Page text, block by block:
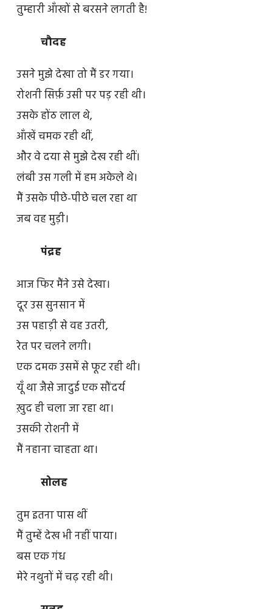
तुम्हारी आँखों से बरसने लगती है!
चौदह
उसने मुझे देखा तो मैं डर गया।
रोशनी सिर्फ़ उसी पर पड़ रही थी।
उसके होंठ लाल थे,
आँखें चमक रही थीं,
और वे दया से मुझे देख रही थीं।
लंबी उस गली में हम अकेले थे।
मैं उसके पीछे-पीछे चल रहा था
जब वह मुड़ी।
पंद्रह
आज फिर मैंने उसे देखा।
दूर उस सुनसान में
उस पहाड़ी से वह उतरी,
रेत पर चलने लगी।
एक दमक उसमें से फूट रही थी।
यूँ था जैसे जादुई एक सौंदर्य
ख़ुद ही चला जा रहा था।
उसकी रोशनी में
मैं नहाना चाहता था।
सोलह
तुम इतना पास थीं
मैं तुम्हें देख भी नहीं पाया।
बस एक गंध
मेरे नथुनों में चढ़ रही थी।